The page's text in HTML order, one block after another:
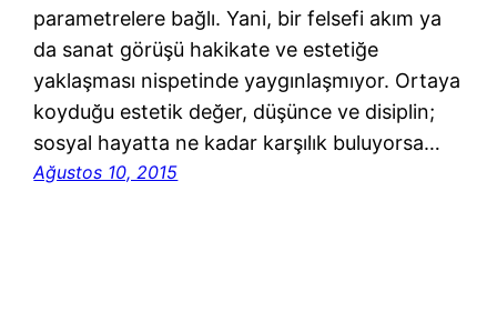
parametrelere bağlı. Yani, bir felsefi akım ya
da sanat görüşü hakikate ve estetiğe
yaklaşması nispetinde yaygınlaşmıyor. Ortaya
koyduğu estetik değer, düşünce ve disiplin;
sosyal hayatta ne kadar karşılık buluyorsa…
Ağustos 10, 2015